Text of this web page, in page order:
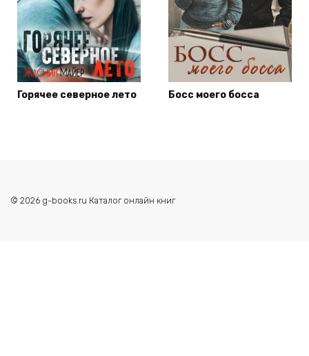
Горячее северное лето Босс моего босса
© 2026 g-books.ru Каталог онлайн книг